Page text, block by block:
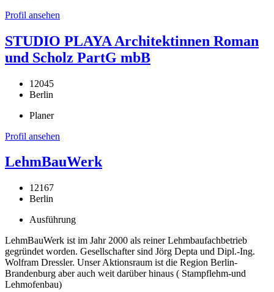
Profil ansehen
STUDIO PLAYA Architektinnen Roman
und Scholz PartG mbB
12045
Berlin
Planer
Profil ansehen
LehmBauWerk
12167
Berlin
Ausführung
LehmBauWerk ist im Jahr 2000 als reiner Lehmbaufachbetrieb
gegründet worden. Gesellschafter sind Jörg Depta und Dipl.-Ing.
Wolfram Dressler. Unser Aktionsraum ist die Region Berlin-
Brandenburg aber auch weit darüber hinaus ( Stampflehm-und
Lehmofenbau)